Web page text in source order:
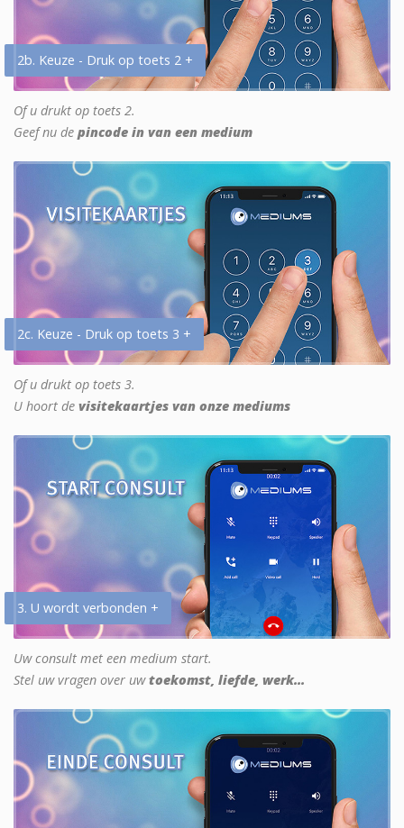
2b. Keuze - Druk op toets 2 +
Of u drukt op toets 2.
Geef nu de pincode in van een medium
2c. Keuze - Druk op toets 3 +
Of u drukt op toets 3.
U hoort de visitekaartjes van onze mediums
3. U wordt verbonden +
Uw consult met een medium start.
Stel uw vragen over uwtoekomst, liefde, werk...